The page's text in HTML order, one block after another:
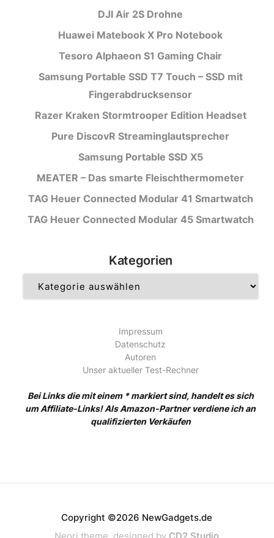
DJI Air 2S Drohne
Huawei Matebook X Pro Notebook
Tesoro Alphaeon S1 Gaming Chair
Samsung Portable SSD T7 Touch – SSD mit
Fingerabdrucksensor
Razer Kraken Stormtrooper Edition Headset
Pure DiscovR Streaminglautsprecher
Samsung Portable SSD X5
MEATER – Das smarte Fleischthermometer
TAG Heuer Connected Modular 41 Smartwatch
TAG Heuer Connected Modular 45 Smartwatch
Kategorien
Impressum
Datenschutz
Autoren
Unser aktueller Test-Rechner
Bei Links die mit einem * markiert sind, handelt es sich
um Affiliate-Links! Als Amazon-Partner verdiene ich an
qualifizierten Verkäufen
Copyright ©2026 NewGadgets.de